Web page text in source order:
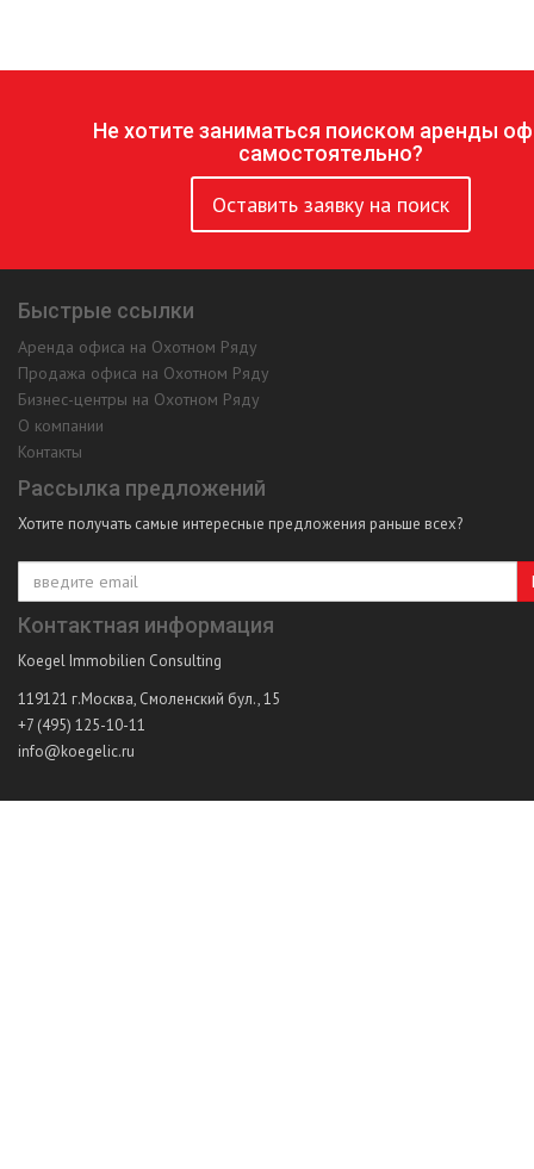
Не хотите заниматься поиском аренды
самостоятельно?
Оставить заявку на поиск
Быстрые ссылки
Аренда офиса на Охотном Ряду
Продажа офиса на Охотном Ряду
Бизнес-центры на Охотном Ряду
О компании
Контакты
Рассылка предложений
Хотите получать самые интересные предложения раньше всех?
Контактная информация
Koegel Immobilien Consulting
119121 г.Москва, Смоленский бул., 15
+7 (495) 125-10-11
info@koegelic.ru